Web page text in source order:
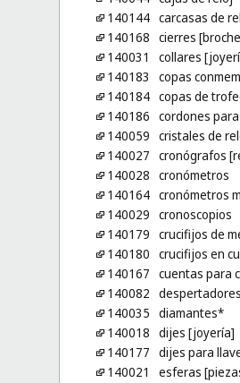
140144 carcasas de
140168 cierres
140031
collares
140183
copas
140184 copas de
140186 cordones
140059 cristales de
140027 cronógrafos
140028 cronómetros
140164 cronómetros
140029 cronoscopios
140179 crucifijos de
140180 crucifijos en
140167 cuentas para
140082
140035 diamantes*
140018 dijes [joyería]
140177 dijes para
140021
esferas